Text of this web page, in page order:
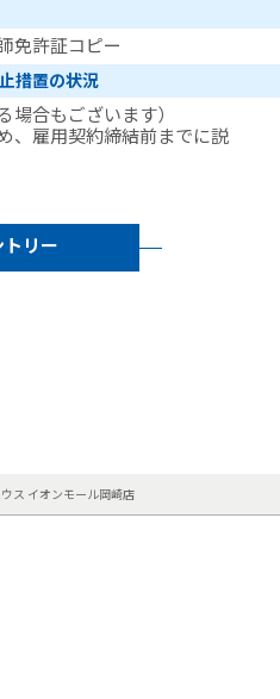
免許証コピー
措置の状況
場合もございます）
、雇用契約締結前までに説
リー
ス イオンモール岡崎店